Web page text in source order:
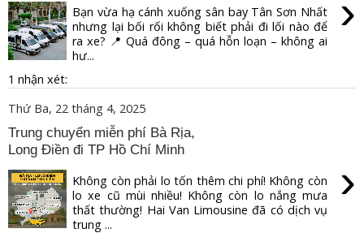
›
Bạn vừa hạ cánh xuống sân bay Tân Sơn Nhất
nhưng lại bối rối không biết phải đi lối nào để
ra xe? 📍 Quá đông – quá hỗn loạn – không ai
hư...
1 nhận xét:
Thứ Ba, 22 tháng 4, 2025
Trung chuyển miễn phí Bà Rịa,
Long Điền đi TP Hồ Chí Minh
›
Không còn phải lo tốn thêm chi phí! Không còn
lo xe cũ mùi nhiều! Không còn lo nắng mưa
thất thường! Hai Van Limousine đã có dịch vụ
trung ...